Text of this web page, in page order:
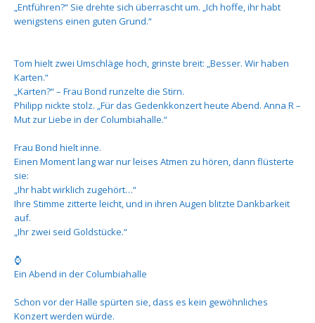
„Entführen?“ Sie drehte sich überrascht um. „Ich hoffe, ihr habt
wenigstens einen guten Grund.“
Tom hielt zwei Umschläge hoch, grinste breit: „Besser. Wir haben
Karten.“
„Karten?“ – Frau Bond runzelte die Stirn.
Philipp nickte stolz. „Für das Gedenkkonzert heute Abend. Anna R –
Mut zur Liebe in der Columbiahalle.“
Frau Bond hielt inne.
Einen Moment lang war nur leises Atmen zu hören, dann flüsterte
sie:
„Ihr habt wirklich zugehört…“
Ihre Stimme zitterte leicht, und in ihren Augen blitzte Dankbarkeit
auf.
„Ihr zwei seid Goldstücke.“
⌚
Ein Abend in der Columbiahalle
Schon vor der Halle spürten sie, dass es kein gewöhnliches
Konzert werden würde.